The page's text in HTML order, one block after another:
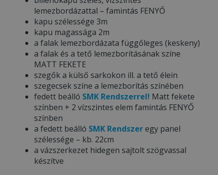
lemezbordázattal – famintás FENYŐ
kapu szélessége 3m
kapu magassága 2m
a falak lemezbordázata függőleges (keskeny)
a falak és a tető lemezborításának színe
MATT FEKETE
szegők a külső sarkokon ill. a tető élein
szegecsek színe a lemezborítás színében
fedett beálló SMK Rendszerrel! Matt fekete
színben + 2 vízszintes elem famintás FENYŐ
színben
a fedett beálló SMK Rendszeregy panel
szélessége – kb. 22cm
a vázszerkezet hidegen sajtolt szögvassal
készítve